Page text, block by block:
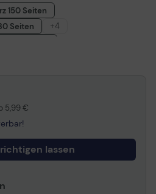
Multifunktions-InkJet
Multifunktions-InkJet
4200 Series Multifunktions-
3200 Series Multifunktions-
2200 Multifunktions-InkJet
Multifunktions-InkJet
150 Seiten
Seiten
+4
Ananas CMYK 540 Seiten
5,99 €
lassen